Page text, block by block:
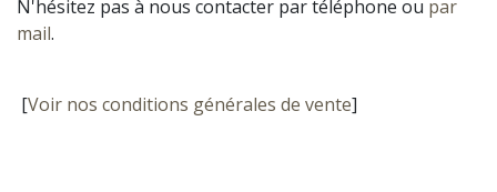
N'hésitez pas à nous contacter par téléphone ou par
mail.
[Voir nos conditions générales de vente]